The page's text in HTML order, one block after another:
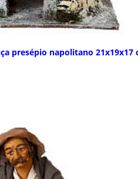
presépio napolitano 21x19x17